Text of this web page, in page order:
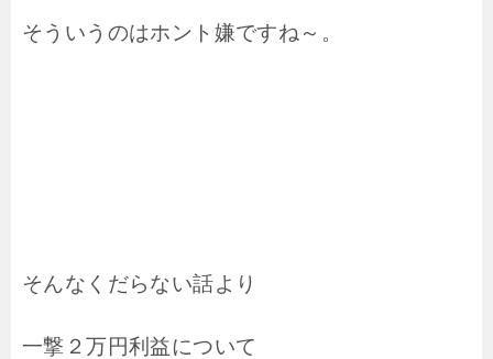
そういうのはホント嫌ですね～。
そんなくだらない話より
一撃２万円利益について